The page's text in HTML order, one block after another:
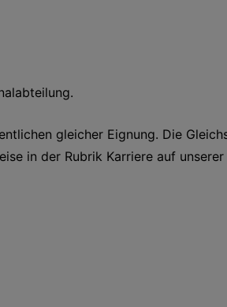
gleicher Eignung. Die
in der Rubrik Karriere auf unserer